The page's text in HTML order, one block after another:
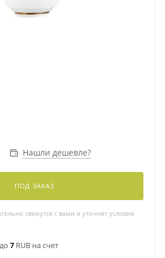
Нашли дешевле?
ПОД ЗАКАЗ
свяжутся с вами и уточнят условия
до 7 RUB на счет